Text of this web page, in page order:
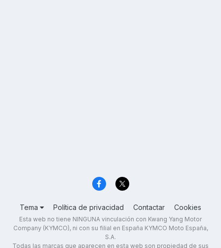
Tema Política de privacidad Contactar Cookies
Esta web no tiene NINGUNA vinculación con Kwang Yang Motor
Company (KYMCO), ni con su filial en España KYMCO Moto España,
S.A.
Todas las marcas que aparecen en esta web son propiedad de sus